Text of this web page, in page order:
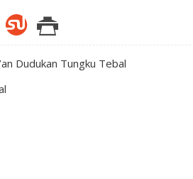
Dudukan Tungku Tebal